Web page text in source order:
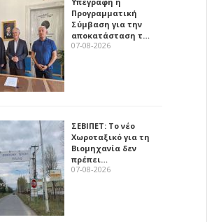
Προγραμματική
Σύμβαση για την
αποκατάσταση τ…
07-08-2026
ΣΕΒΙΠΕΤ: Το νέο
Χωροταξικό για τη
Βιομηχανία δεν
πρέπει…
07-08-2026